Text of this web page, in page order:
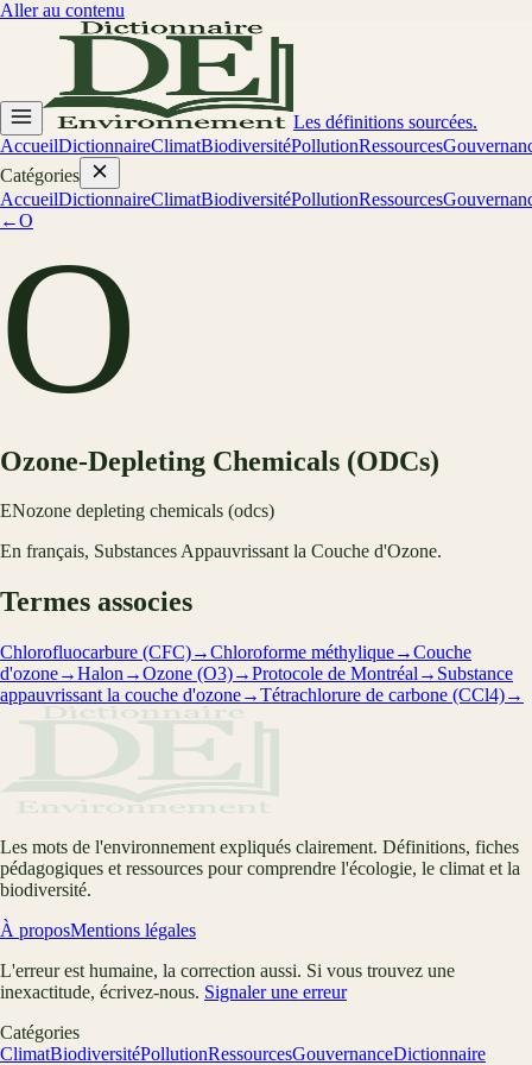
Aller au contenu
Les définitions sourcées.
AccueilDictionnaireClimatBiodiversitéPollutionRessources
Catégories
AccueilDictionnaireClimatBiodiversitéPollutionRessources
←O
O
Ozone-Depleting Chemicals (ODCs)
ENozone depleting chemicals (odcs)
En français, Substances Appauvrissant la Couche d'Ozone.
Termes associes
Chlorofluocarbure (CFC)→Chloroforme méthylique→Couche
d'ozone→Halon →Ozone (O3)→Protocole de Montréal → Substance
appauvrissant la couche d'ozone→Tétrachlorure de carbone (CCl4)→
Les mots de l'environnement expliqués clairement. Définitions, fiches
pédagogiques et ressources pour comprendre l'écologie, le climat et la
biodiversité.
À proposMentions légales
L'erreur est humaine, la correction aussi. Si vous trouvez une
inexactitude, écrivez-nous. Signaler une erreur
Catégories
ClimatBiodiversitéPollutionRessourcesGouvernanceDictionnaire